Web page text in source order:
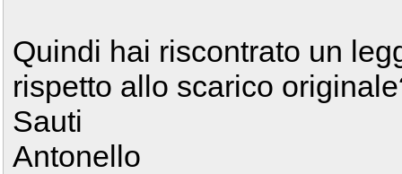
Quindi hai riscontrato un
rispetto allo scarico
Sauti
Antonello